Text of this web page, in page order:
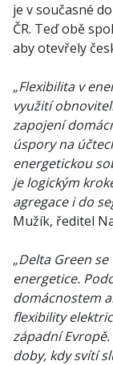
je v současné
ČR. Teď obě
aby otevřely
„Flexibilita v
využití
zapojení
úspory na
energetickou
je logickým
agregace i do
Mužík, ředitel
„Delta Green
energetice.
domácnostem
flexibility
západní
doby, kdy svítí